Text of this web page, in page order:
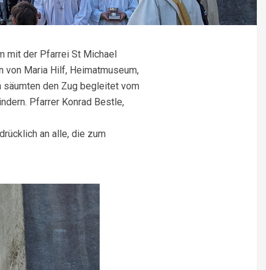
mit der Pfarrei St Michael
von Maria Hilf, Heimatmuseum,
säumten den Zug begleitet vom
Pfarrer Konrad Bestle,
an alle, die zum